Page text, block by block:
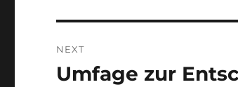
NEXT
Next
Umfage zur